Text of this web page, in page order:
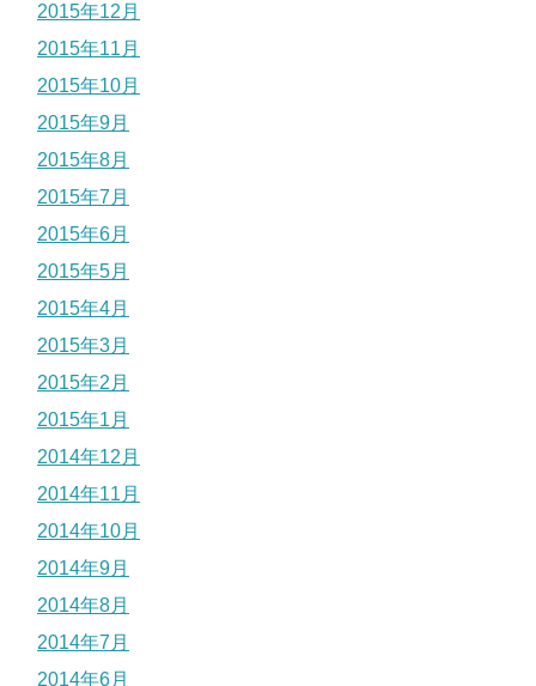
2015年12月
2015年11月
2015年10月
2015年9月
2015年8月
2015年7月
2015年6月
2015年5月
2015年4月
2015年3月
2015年2月
2015年1月
2014年12月
2014年11月
2014年10月
2014年9月
2014年8月
2014年7月
2014年6月